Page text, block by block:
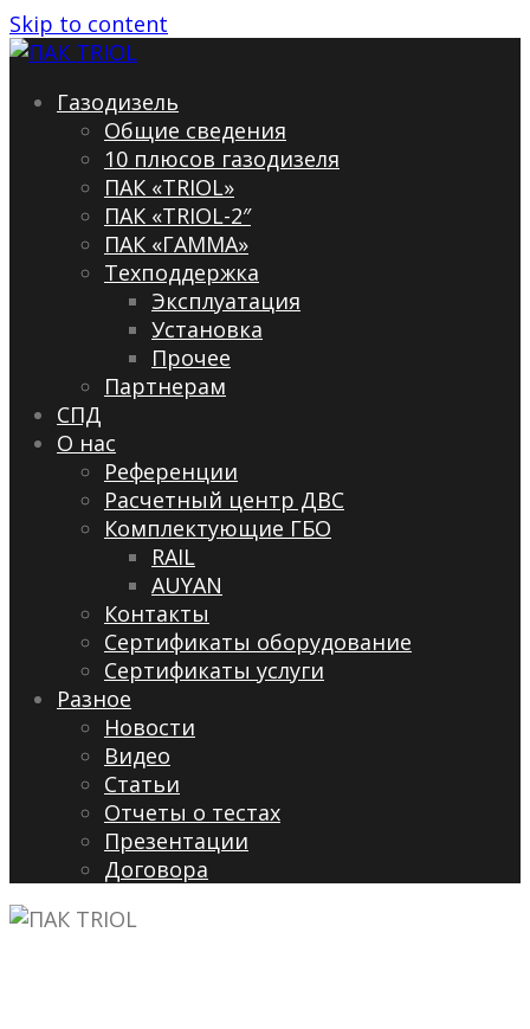
Skip to content
Газодизель
Общие сведения
10 плюсов газодизеля
ПАК «TRIOL»
ПАК «TRIOL-2″
ПАК «ГАММА»
Техподдержка
Эксплуатация
Установка
Прочее
Партнерам
СПД
О нас
Референции
Расчетный центр ДВС
Комплектующие ГБО
RAIL
AUYAN
Контакты
Сертификаты оборудование
Сертификаты услуги
Разное
Новости
Видео
Cтатьи
Отчеты о тестах
Презентации
Договора